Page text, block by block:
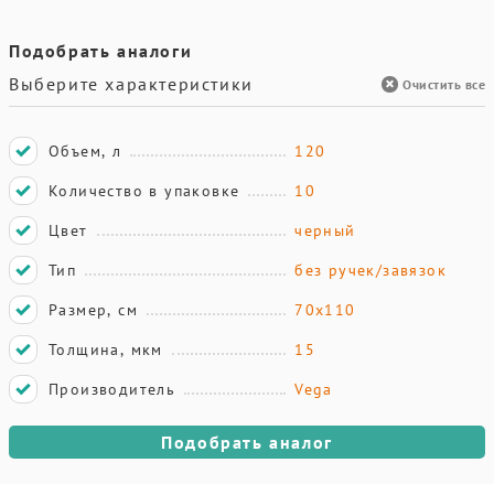
Подобрать аналоги
Выберите характеристики
Очистить все
Объем, л
120
Количество в упаковке
10
Цвет
черный
Тип
без ручек/завязок
Размер, см
70х110
Толщина, мкм
15
Производитель
Vega
Подобрать аналог